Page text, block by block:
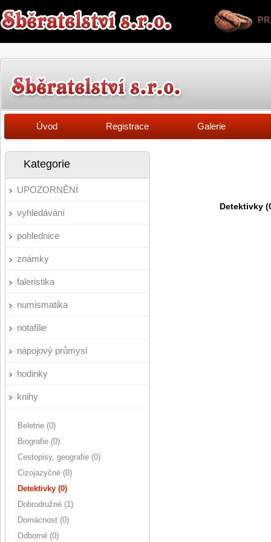
Úvod Registrace Galerie
Kategorie
UPOZORNĚNÍ
vyhledávání
pohlednice
známky
faleristika
numismatika
notafilie
nápojový průmysl
hodinky
knihy
Beletrie (0)
Biografie (0)
Cestopisy, geografie (0)
Cizojazyčné (0)
Detektivky (0)
Dobrodružné (1)
Domácnost (0)
Odborné (0)
Detektivky